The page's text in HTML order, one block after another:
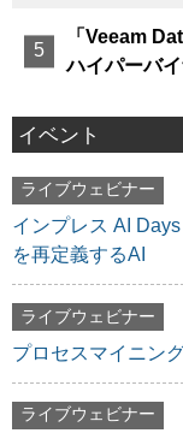
「Veeam
ハイパーバ
イベント
ライブウェビナー
インプレス AI
を再定義するAI
ライブウェビナー
プロセスマイニン
ライブウェビナー